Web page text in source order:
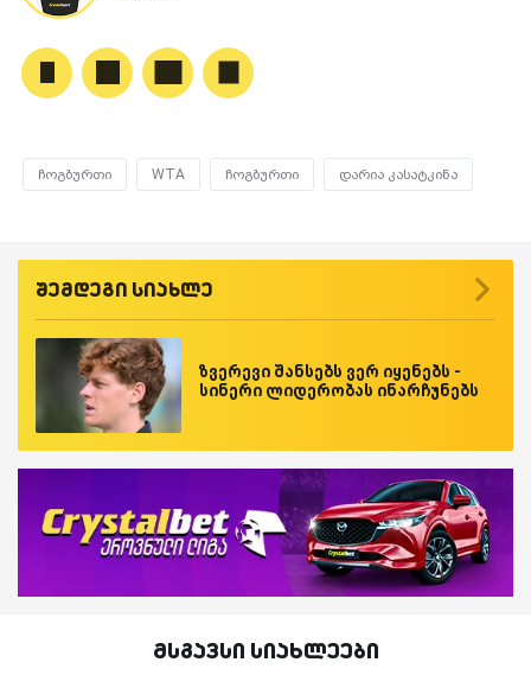
ჩოგბურთი WTA ჩოგბურთი დარია კასატკინა
შემდეგი სიახლე
ზვერევი შანსებს ვერ იყენებს -
სინერი ლიდერობას ინარჩუნებს
მსგავსი სიახლეები